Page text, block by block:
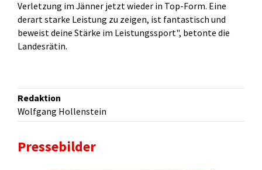
Verletzung im Jänner jetzt wieder in Top-Form. Eine
derart starke Leistung zu zeigen, ist fantastisch und
beweist deine Stärke im Leistungssport", betonte die
Landesrätin.
Redaktion
Wolfgang Hollenstein
Pressebilder